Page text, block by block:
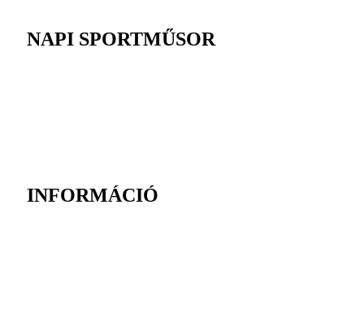
NAPI SPORTMŰSOR
INFORMÁCIÓ